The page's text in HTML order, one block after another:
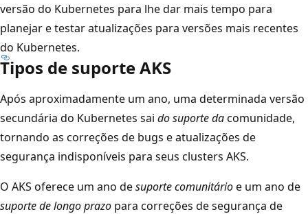
versão do Kubernetes para lhe dar mais tempo para
planejar e testar atualizações para versões mais recentes
do Kubernetes.
Tipos de suporte AKS
Após aproximadamente um ano, uma determinada versão
secundária do Kubernetes sai do suporte dacomunidade,
tornando as correções de bugs e atualizações de
segurança indisponíveis para seus clusters AKS.
O AKS oferece um ano desuporte comunitárioe um ano de
suporte de longo prazo para correções de segurança de